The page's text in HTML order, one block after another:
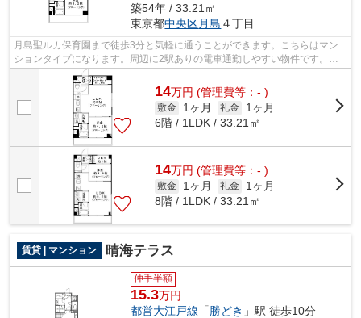
築54年 / 33.21㎡
東京都中央区月島 ４丁目
月島聖ルカ保育園まで徒歩3分と気軽に通うことができます。こちらはマン
ションタイプになります。周辺に2駅ありの電車通勤しやすい物件です。こ
ちらはエレベーター付きの物件です。ト...
14万円 (管理費等：- )
敷金 1ヶ月 礼金
1ヶ月
6階 / 1LDK / 33.21㎡
14万円 (管理費等：- )
敷金 1ヶ月 礼金
1ヶ月
8階 / 1LDK / 33.21㎡
賃貸 | マンション 晴海テラス
仲手半額
15.3万円
都営大江戸線 「勝どき 」駅 徒歩10分